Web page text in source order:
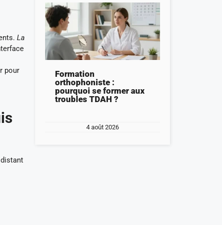
La
pour
Formation
orthophoniste :
pourquoi se former aux
troubles TDAH ?
4 août 2026